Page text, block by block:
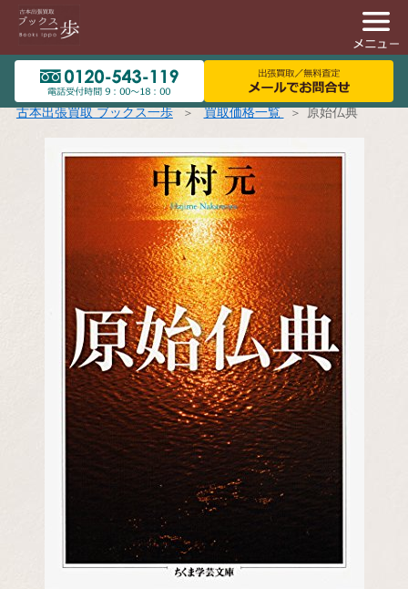
古本出張買取 ブックス一歩 買取価格一覧 原始仏典